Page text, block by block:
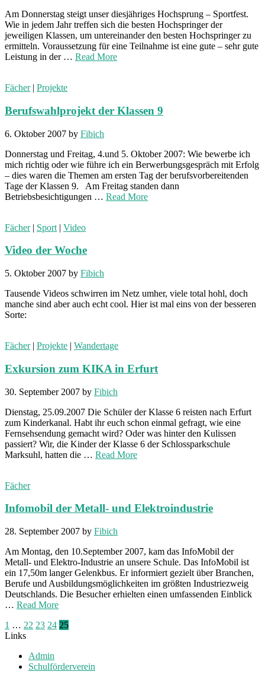
Am Donnerstag steigt unser diesjähriges Hochsprung – Sportfest.
Wie in jedem Jahr treffen sich die besten Hochspringer der
jeweiligen Klassen, um untereinander den besten Hochspringer zu
ermitteln. Voraussetzung für eine Teilnahme ist eine gute – sehr gute
Leistung in der … Read More
Fächer| Projekte
Berufswahlprojekt der Klassen 9
6. Oktober 2007 by Fibich
Donnerstag und Freitag, 4.und 5. Oktober 2007: Wie bewerbe ich
mich richtig oder wie führe ich ein Berwerbungsgespräch mit Erfolg
– dies waren die Themen am ersten Tag der berufsvorbereitenden
Tage der Klassen 9. Am Freitag standen dann
Betriebsbesichtigungen … Read More
Fächer| Sport | Video
Video der Woche
5. Oktober 2007 by Fibich
Tausende Videos schwirren im Netz umher, viele total hohl, doch
manche sind aber auch echt cool. Hier ist mal eins von der besseren
Sorte:
Fächer| Projekte | Wandertage
Exkursion zum KIKA in Erfurt
30. September 2007 by Fibich
Dienstag, 25.09.2007 Die Schüler der Klasse 6 reisten nach Erfurt
zum Kinderkanal. Habt ihr euch schon einmal gefragt, wie eine
Fernsehsendung gemacht wird? Oder was hinter den Kulissen
passiert? Wir, die Kinder der Klasse 6 der Schlossparkschule
Marksuhl, hatten die … Read More
Fächer
Infomobil der Metall- und Elektroindustrie
28. September 2007 by Fibich
Am Montag, den 10.September 2007, kam das InfoMobil der
Metall- und Elektro-Industrie an unsere Schule. Das InfoMobil ist
ein 17,50m langer Gelenkbus. Er informiert gezielt über Branchen,
Berufe und Ausbildungsmöglichkeiten im größten Industriezweig
Deutschlands. Die Besucher erhielten einen umfassenden Einblick
… Read More
Seitennummerierung
der
Beiträge
1 … 22 23 24 25
Links
Admin
Schulförderverein